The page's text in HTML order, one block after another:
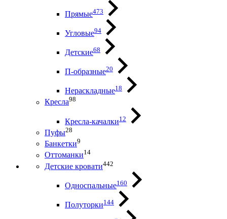
Прямые473
Угловые94
Детские68
П-образные20
Нераскладные18
Кресла98
Кресла-качалки12
Пуфы28
Банкетки9
Оттоманки14
Детские кровати442
Односпальные160
Полуторки144